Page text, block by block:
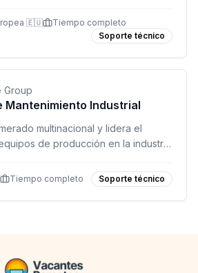
híbrido en Europa.
🇪🇺
Tiempo completo
Soporte técnico
Group
Mantenimiento Industrial
multinacional y lidera el
de producción en la industria
Tiempo completo Soporte técnico